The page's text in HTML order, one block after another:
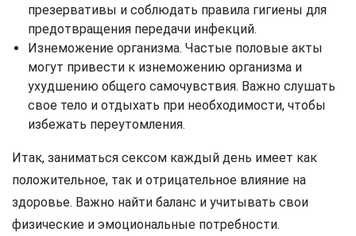
презервативы и соблюдать правила гигиены для
предотвращения передачи инфекций.
Изнеможение организма. Частые половые акты
могут привести к изнеможению организма и
ухудшению общего самочувствия. Важно слушать
свое тело и отдыхать при необходимости, чтобы
избежать переутомления.
Итак, заниматься сексом каждый день имеет как
положительное, так и отрицательное влияние на
здоровье. Важно найти баланс и учитывать свои
физические и эмоциональные потребности.